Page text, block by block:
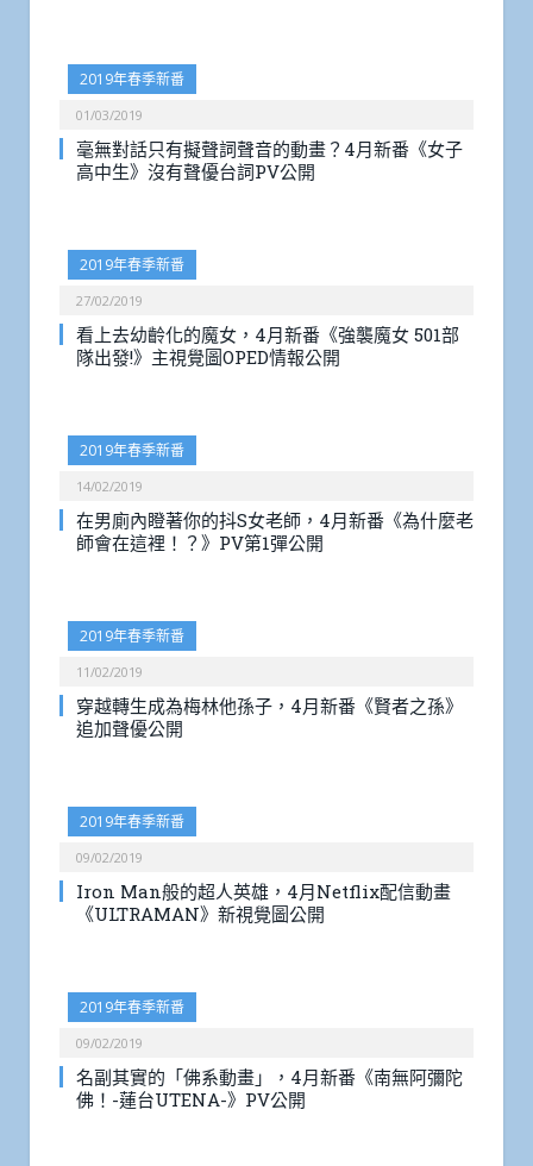
2019年春季新番
01/03/2019
毫無對話只有擬聲詞聲音的動畫？4月新番《女子
高中生》沒有聲優台詞PV公開
2019年春季新番
27/02/2019
看上去幼齡化的魔女，4月新番《強襲魔女 501部
隊出發!》主視覺圖OPED情報公開
2019年春季新番
14/02/2019
在男廁內瞪著你的抖S女老師，4月新番《為什麼老
師會在這裡！？》PV第1彈公開
2019年春季新番
11/02/2019
穿越轉生成為梅林他孫子，4月新番《賢者之孫》
追加聲優公開
2019年春季新番
09/02/2019
Iron Man般的超人英雄，4月Netflix配信動畫
《ULTRAMAN》新視覺圖公開
2019年春季新番
09/02/2019
名副其實的「佛系動畫」，4月新番《南無阿彌陀
佛！-蓮台UTENA-》PV公開